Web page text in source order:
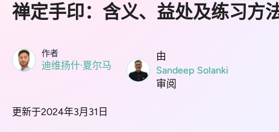
禅定手印：含义、益处及练习方
作者
迪维扬什·夏尔马
由
Sandeep Solanki
审阅
更新于2024年3月31日